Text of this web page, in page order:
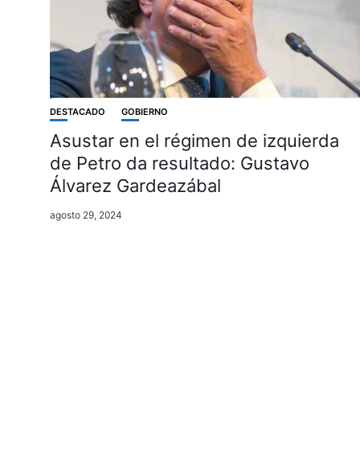
DESTACADO GOBIERNO
Asustar en el régimen de izquierda
de Petro da resultado: Gustavo
Álvarez Gardeazábal
agosto 29, 2024